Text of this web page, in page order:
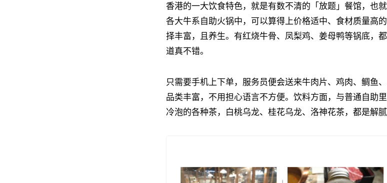
香港的一大饮食特色，就是有数不清的「放题」餐馆，也
各大牛系自助火锅中，可以算得上价格适中、食材质量高
择丰富，且养生。有红烧牛骨、凤梨鸡、姜母鸭等锅底，
道真不错。
只需要手机上下单，服务员便会送来牛肉片、鸡肉、鲷鱼
品类丰富，不用担心语言不方便。饮料方面，与普通自助
冷泡的各种茶，白桃乌龙、桂花乌龙、洛神花茶，都是解腻